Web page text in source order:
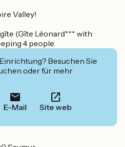
Valley!
gîte (Gîte Léonard*** with
4 people.
Besuchen Sie
oder für mehr
E-Mail Site web